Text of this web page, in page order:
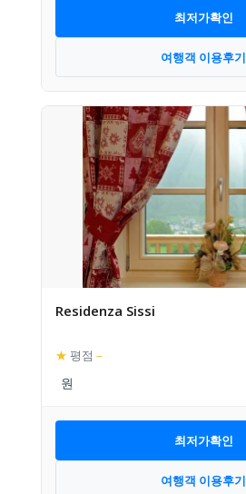
최저가확인
여행객 이용후기
Residenza Sissi
★ 평점 –
최저가확인
여행객 이용후기